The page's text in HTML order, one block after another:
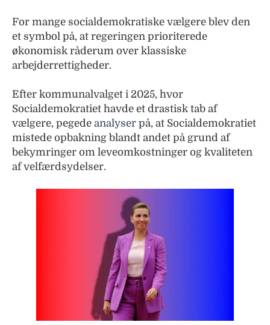
For mange socialdemokratiske vælgere blev den
et symbol på, at regeringen prioriterede
økonomisk råderum over klassiske
arbejderrettigheder.
Efter kommunalvalget i 2025, hvor
Socialdemokratiet havde et drastisk tab af
vælgere, pegede analyser på, at Socialdemokratiet
mistede opbakning blandt andet på grund af
bekymringer om leveomkostninger og kvaliteten
af velfærdsydelser.